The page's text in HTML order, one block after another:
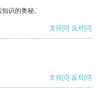
识的奥秘。
支持[0] 反对[0]
支持[0] 反对[0]